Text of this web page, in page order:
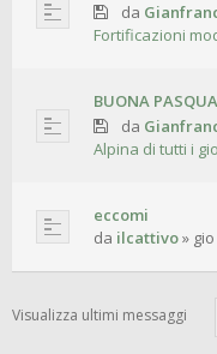
da
Fortificazioni
BUONA PASQUA
da
Alpina di tutti i
eccomi
da ilcattivo»
Visualizza ultimi messaggi